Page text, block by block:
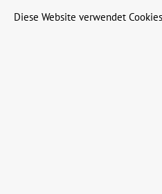
© 2023 Leinweber
Diese Website verwendet